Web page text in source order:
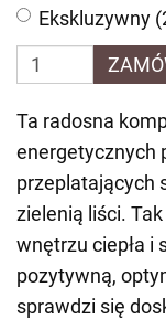
Ekskluzywny
Ta radosna
energetycznych
przeplatających
zielenią liści.
wnętrzu ciepła i
pozytywną,
sprawdzi się